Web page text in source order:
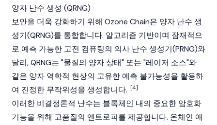
양자 난수 생성 (QRNG)
보안을 더욱 강화하기 위해 Ozone Chain은 양자 난수 생
성기(QRNG)를 통합합니다. 알고리즘 기반이며 잠재적으
로 예측 가능한 고전 컴퓨팅의 의사 난수 생성기(PRNG)와
달리, QRNG는 "물질의 양자 상태" 또는 "레이저 소스"와
같은 양자 역학적 현상의 고유한 예측 불가능성을 활용하
여 진정한 무작위성을 생성합니다. [4]
이러한 비결정론적 난수는 블록체인 내의 중요한 암호화
기능을 위해 고품질의 엔트로피를 제공합니다. 온체인 애